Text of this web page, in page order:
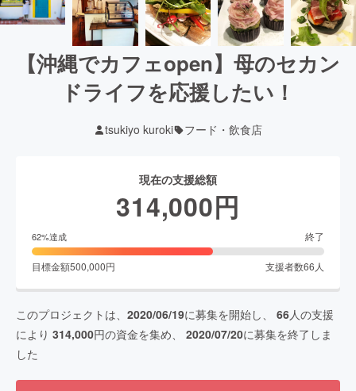
【沖縄でカフェopen】母のセカン
ドライフを応援したい！
tsukiyo kuroki フード・飲食店
現在の支援総額
314,000円
62%達成 終了
目標金額500,000円 支援者数66 人
このプロジェクトは、 2020/06/19に募集を開始し、 66人の支援
により 314,000円の資金を集め、 2020/07/20に募集を終了しま
した